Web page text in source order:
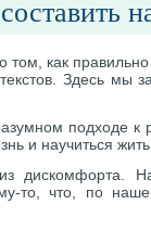
о том, как
Здесь мы
подходе
и научиться
дискомфорта.
то, что, по